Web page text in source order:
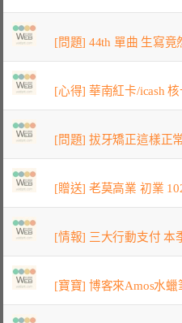
[問題] 44th 單曲 生寫竟
[心得] 華南紅卡/icash 核
[問題] 拔牙矯正這樣正
[贈送] 老莫高業 初業
[情報] 三大行動支付 本
[寶寶] 博客來Amos水蠟